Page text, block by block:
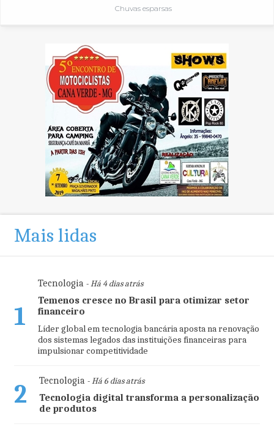
Chuvas esparsas
Mais lidas
1
Tecnologia- Há 4 dias atrás
Temenos cresce no Brasil para otimizar setor
financeiro
Líder global em tecnologia bancária aposta na renovação
dos sistemas legados das instituições financeiras para
impulsionar competitividade
2 Tecnologia- Há 6 dias atrás
Tecnologia digital transforma a personalização
de produtos